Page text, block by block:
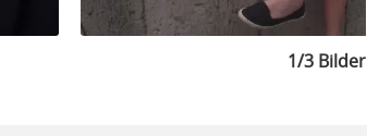
1/3 Bilder